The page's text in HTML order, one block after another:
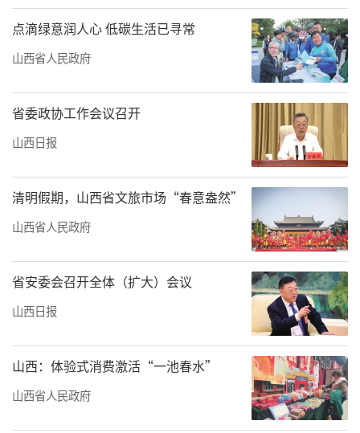
点滴绿意润人心 低碳生活已寻常
山西省人民政府
省委政协工作会议召开
山西日报
清明假期，山西省文旅市场“春意盎然”
山西省人民政府
省安委会召开全体（扩大）会议
山西日报
山西：体验式消费激活“一池春水”
山西省人民政府